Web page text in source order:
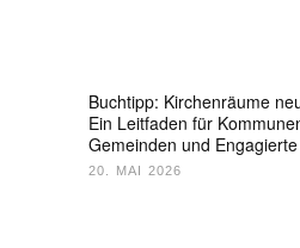
Buchtipp: Kirchenräume
Ein Leitfaden für
Gemeinden und Engagierte
20. MAI 2026